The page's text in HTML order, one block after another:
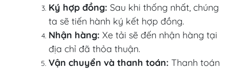
Ký hợp đồng: Sau khi thống nhất, chúng
ta sẽ tiến hành ký kết hợp đồng.
Nhận hàng: Xe tải sẽ đến nhận hàng tại
địa chỉ đã thỏa thuận.
Vận chuyển và thanh toán: Thanh toán